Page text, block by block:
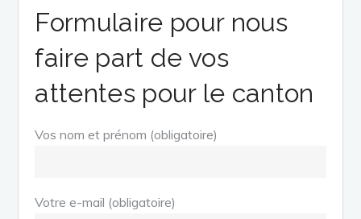
Formulaire pour nous
faire part de vos
attentes pour le canton
Vos nom et prénom (obligatoire)
Votre e-mail (obligatoire)